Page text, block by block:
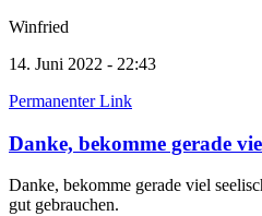
Winfried
14. Juni 2022 - 22:43
Permanenter Link
Danke, bekomme gerade
Danke, bekomme gerade viel
gut gebrauchen.